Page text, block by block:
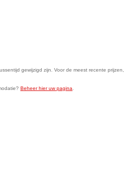
gewijzigd zijn. Voor de meest recente prijzen,
Beheer hier uw pagina